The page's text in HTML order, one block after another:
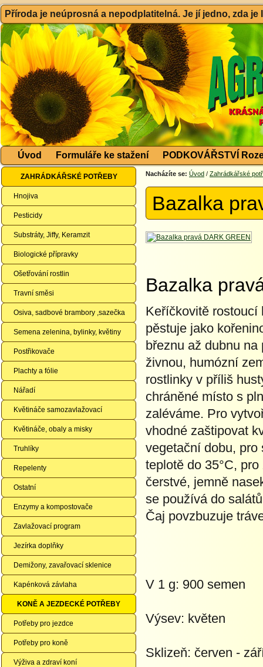
Příroda je neúprosná a nepodplatitelná. Je jí jedno, zda
Úvod Formuláře ke stažení PODKOVÁŘSTVÍ
ZAHRÁDKÁŘSKÉ POTŘEBY
Hnojiva
Pesticidy
Substráty, Jiffy, Keramzit
Biologické přípravky
Ošetřování rostlin
Travní směsi
Osiva, sadbové brambory ,sazečka
Semena zelenina, bylinky, květiny
Postřikovače
Plachty a fólie
Nářadí
Květináče samozavlažovací
Květináče, obaly a misky
Truhlíky
Repelenty
Ostatní
Enzymy a kompostovače
Zavlažovací program
Jezírka doplňky
Demižony, zavařovací sklenice
Kapénková závlaha
KONĚ A JEZDECKÉ POTŘEBY
Potřeby pro jezdce
Potřeby pro koně
Výživa a zdraví koní
Nacházíte se: Úvod / Zahrádkářské
Bazalka
Bazalka
Keříčkovitě rostoucí
pěstuje jako
březnu až dubnu
živnou, humózní
rostlinky v příliš
chráněné místo s
zaléváme. Pro
vhodné zaštipovat
vegetační dobu,
teplotě do 35°C,
čerstvé, jemně
se používá do
Čaj povzbuzuje
V 1 g: 900 semen
Výsev: květen
Sklizeň: červen -